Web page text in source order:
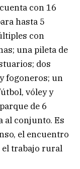
con 16
hasta 5
con
una pileta de
dos
fogoneros; un
vóley y
de 6
al conjunto. Es
el encuentro
el trabajo rural